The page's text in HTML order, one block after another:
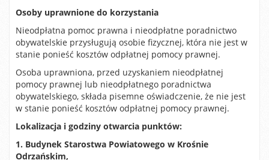
Osoby uprawnione do korzystania
Nieodpłatna pomoc prawna i nieodpłatne poradnictwo
obywatelskie przysługują osobie fizycznej, która nie jest w
stanie ponieść kosztów odpłatnej pomocy prawnej.
Osoba uprawniona, przed uzyskaniem nieodpłatnej
pomocy prawnej lub nieodpłatnego poradnictwa
obywatelskiego, składa pisemne oświadczenie, że nie jest
w stanie ponieść kosztów odpłatnej pomocy prawnej.
Lokalizacja i godziny otwarcia punktów:
1. Budynek Starostwa Powiatowego w Krośnie
Odrzańskim,